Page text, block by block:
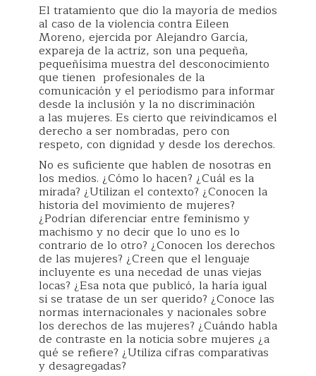
El tratamiento que dio la mayoría de medios
al caso de la violencia contra Eileen
Moreno, ejercida por Alejandro García,
expareja de la actriz, son una pequeña,
pequeñísima muestra del desconocimiento
que tienen profesionales de la
comunicación y el periodismo para informar
desde la inclusión y la no discriminación
a las mujeres. Es cierto que reivindicamos el
derecho a ser nombradas, pero con
respeto, con dignidad y desde los derechos.
No es suficiente que hablen de nosotras en
los medios. ¿Cómo lo hacen? ¿Cuál es la
mirada? ¿Utilizan el contexto? ¿Conocen la
historia del movimiento de mujeres?
¿Podrían diferenciar entre feminismo y
machismo y no decir que lo uno es lo
contrario de lo otro? ¿Conocen los derechos
de las mujeres? ¿Creen que el lenguaje
incluyente es una necedad de unas viejas
locas? ¿Esa nota que publicó, la haría igual
si se tratase de un ser querido? ¿Conoce las
normas internacionales y nacionales sobre
los derechos de las mujeres? ¿Cuándo habla
de contraste en la noticia sobre mujeres ¿a
qué se refiere? ¿Utiliza cifras comparativas
y desagregadas?